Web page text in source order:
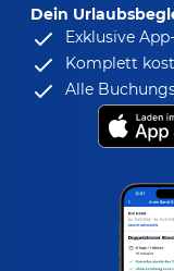
Dein
Exklusive
Komplett
Alle